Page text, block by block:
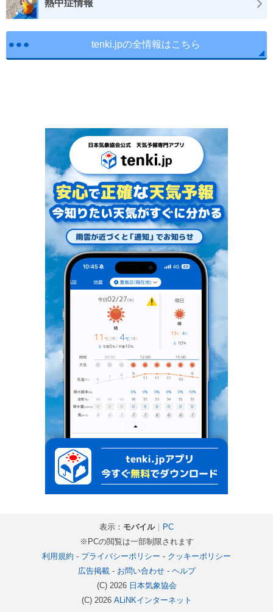
熱中症情報
tenki.jpの全情報はこちら
表示： モバイル｜ PC
※PCの閲覧は一部制限されます
利用規約 - プライバシーポリシー - クッキーポリシー
広告掲載- お問い合わせ- ヘルプ
(C) 2026 日本気象協会
(C) 2026 ALiNKインターネット